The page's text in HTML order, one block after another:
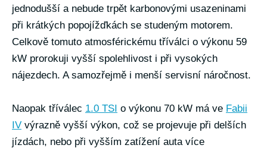
jednodušší a nebude trpět karbonovými usazeninami
při krátkých popojížďkách se studeným motorem.
Celkově tomuto atmosférickému tříválci o výkonu 59
kW prorokuji vyšší spolehlivost i při vysokých
nájezdech. A samozřejmě i menší servisní náročnost.
Naopak tříválec 1.0 TSI o výkonu 70 kW má ve Fabii
IV výrazně vyšší výkon, což se projevuje při delších
jízdách, nebo při vyšším zatížení auta více